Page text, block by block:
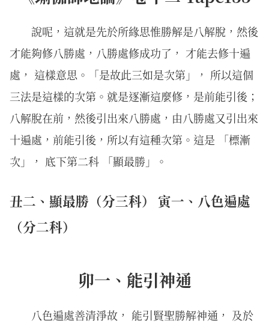
說呢，這就是先於所緣思惟勝解是八解脫，然後
才能夠修八勝處，八勝處修成功了， 才能去修十遍
處， 這樣意思。「是故此三如是次第」， 所以這個
三法是這樣的次第。就是逐漸這麼修，是前能引後；
八解脫在前，然後引出來八勝處，由八勝處又引出來
十遍處，前能引後，所以有這種次第。這是 「標漸
次」， 底下第二科 「顯最勝」。
丑二、顯最勝（分三科） 寅一、八色遍處
（分二科）
卯一、能引神通
八色遍處善清淨故， 能引賢聖勝解神通， 及於